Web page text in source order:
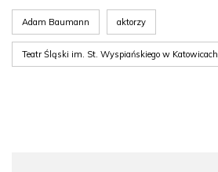
Adam Baumann aktorzy
Teatr Śląski im. St. Wyspiańskiego w Katowicach